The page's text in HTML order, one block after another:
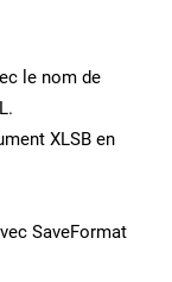
le nom de
XLSB en
SaveFormat